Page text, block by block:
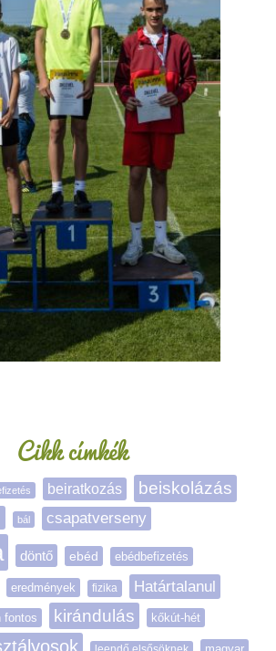
Cikk címkék
beiratkozás beiskolázás
bál csapatverseny
döntő ebéd ebédbefizetés
eredmények fizika Határtalanul
fontos kirándulás kőkút-hét